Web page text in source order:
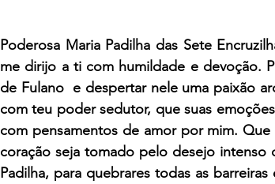
Poderosa Maria Padilha das Sete
me dirijo a ti com humildade e devoção.
de Fulano  e despertar nele uma paixão
com teu poder sedutor, que suas
com pensamentos de amor por mim.
coração seja tomado pelo desejo
Padilha, para quebrares todas as